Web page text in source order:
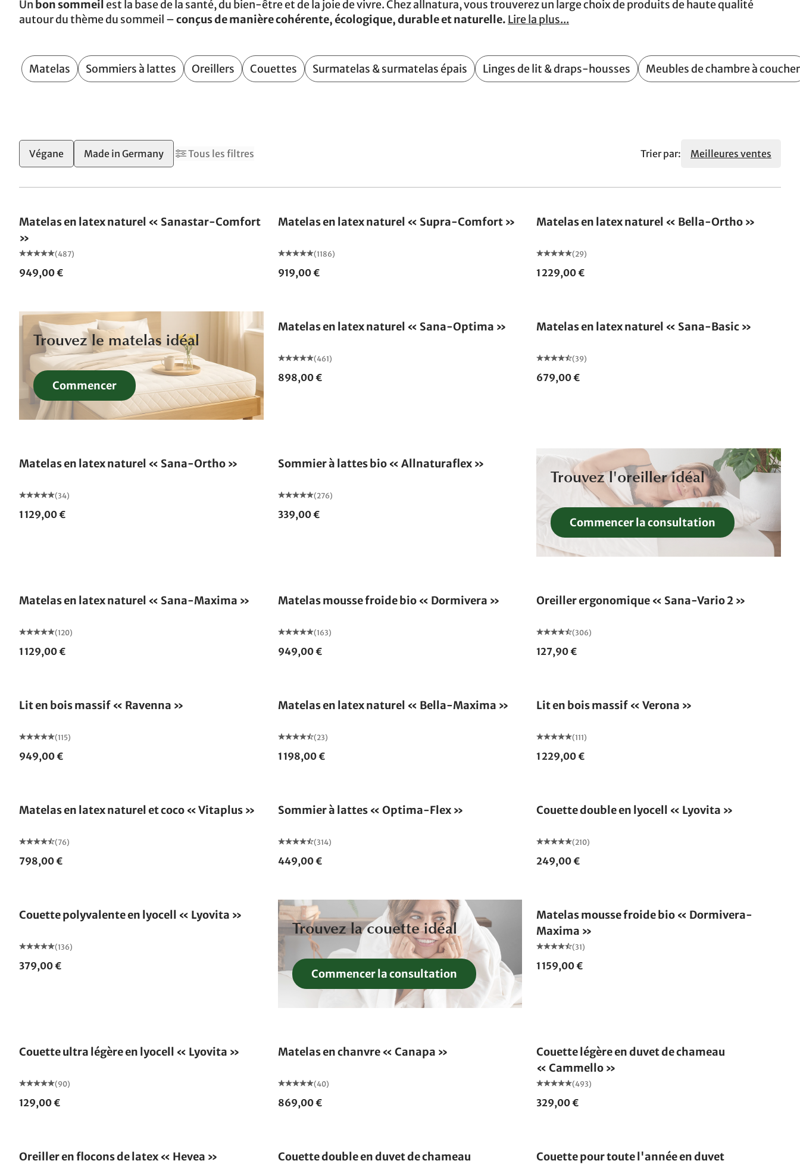
Un bon sommeil est la base de la santé, du bien-être et de la joie de vivre. Chez allnatura, vous trouverez un large choix de produits de haute qualité
autour du thème du sommeil –conçus de manière cohérente, écologique, durable et naturelle. Lire la plus...
Matelas Sommiers à lattes Oreillers Couettes Surmatelas & surmatelas épais Linges de lit & draps-housses Meubles de chambre à coucher
Végane Made in Germany Tous les filtres Trier par: Meilleures ventes
Matelas en latex naturel « Sanastar-Comfort
»
(487)
949,00 €
Matelas en latex naturel « Supra-Comfort »
(1186)
919,00 €
Matelas en latex naturel « Bella-Ortho »
(29)
1 229,00 €
Trouvez le matelas idéal
Commencer
Matelas en latex naturel « Sana-Optima »
(461)
898,00 €
Matelas en latex naturel « Sana-Basic »
(39)
679,00 €
Matelas en latex naturel « Sana-Ortho »
(34)
1 129,00 €
Sommier à lattes bio « Allnaturaflex »
(276)
339,00 €
Trouvez l'oreiller idéal
Commencer la consultation
Matelas en latex naturel « Sana-Maxima »
(120)
1 129,00 €
Matelas mousse froide bio « Dormivera »
(163)
949,00 €
Oreiller ergonomique « Sana-Vario 2 »
(306)
127,90 €
Lit en bois massif « Ravenna »
(115)
949,00 €
Matelas en latex naturel « Bella-Maxima »
(23)
1 198,00 €
Lit en bois massif « Verona »
(111)
1 229,00 €
Matelas en latex naturel et coco « Vitaplus »
(76)
798,00 €
Sommier à lattes « Optima-Flex »
(314)
449,00 €
Couette double en lyocell « Lyovita »
(210)
249,00 €
Couette polyvalente en lyocell « Lyovita »
(136)
379,00 €
Trouvez la couette idéal
Commencer la consultation
Matelas mousse froide bio « Dormivera-
Maxima »
(31)
1 159,00 €
Couette ultra légère en lyocell « Lyovita »
(90)
129,00 €
Matelas en chanvre « Canapa »
(40)
869,00 €
Couette légère en duvet de chameau
« Cammello »
(493)
329,00 €
Oreiller en flocons de latex « Hevea »
Couette double en duvet de chameau
Couette pour toute l'année en duvet